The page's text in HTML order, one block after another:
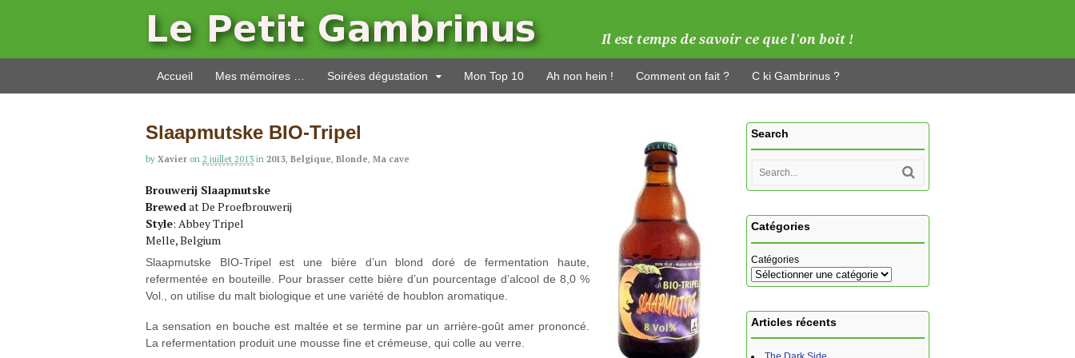
Accueil Mes mémoires … Soirées dégustation Mon Top 10 Ah non hein ! Comment on fait ? C ki Gambrinus ?
Slaapmutske BIO-Tripel
by Xavier on 2 juillet 2013 in 2013, Belgique, Blonde, Ma cave
Brouwerij Slaapmutske
Brewed at De Proefbrouwerij
Style: Abbey Tripel
Melle, Belgium
Slaapmutske BIO-Tripel est une bière d’un blond doré de fermentation haute,
refermentée en bouteille. Pour brasser cette bière d’un pourcentage d’alcool de 8,0 %
Vol., on utilise du malt biologique et une variété de houblon aromatique.
La sensation en bouche est maltée et se termine par un arrière-goût amer prononcé.
La refermentation produit une mousse fine et crémeuse, qui colle au verre.
Search
Catégories
Catégories
Articles récents